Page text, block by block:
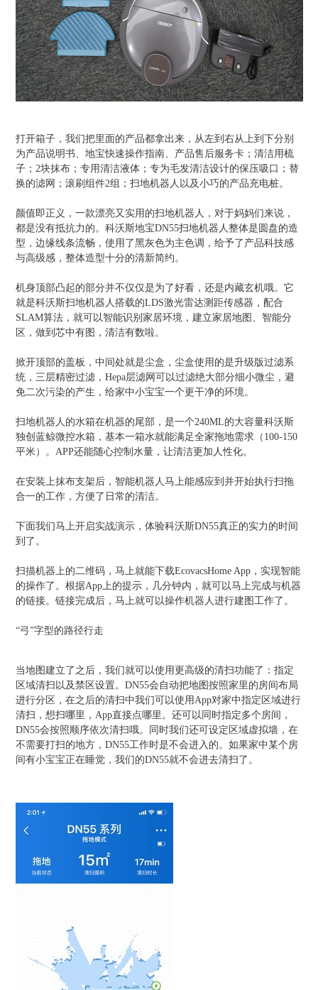
打开箱子，我们把里面的产品都拿出来，从左到右从上到下分别
为产品说明书、地宝快速操作指南、产品售后服务卡；清洁用梳
子；2块抹布；专用清洁液体；专为毛发清洁设计的保压吸口；替
换的滤网；滚刷组件2组；扫地机器人以及小巧的产品充电桩。
颜值即正义，一款漂亮又实用的扫地机器人，对于妈妈们来说，
都是没有抵抗力的。科沃斯地宝DN55扫地机器人整体是圆盘的造
型，边缘线条流畅，使用了黑灰色为主色调，给予了产品科技感
与高级感，整体造型十分的清新简约。
机身顶部凸起的部分并不仅仅是为了好看，还是内藏玄机哦。它
就是科沃斯扫地机器人搭载的LDS激光雷达测距传感器，配合
SLAM算法，就可以智能识别家居环境，建立家居地图、智能分
区，做到芯中有图，清洁有数啦。
掀开顶部的盖板，中间处就是尘盒，尘盒使用的是升级版过滤系
统，三层精密过滤，Hepa层滤网可以过滤绝大部分细小微尘，避
免二次污染的产生，给家中小宝宝一个更干净的环境。
扫地机器人的水箱在机器的尾部，是一个240ML的大容量科沃斯
独创蓝鲸微控水箱，基本一箱水就能满足全家拖地需求（100-150
平米）。APP还能随心控制水量，让清洁更加人性化。
在安装上抹布支架后，智能机器人马上能感应到并开始执行扫拖
合一的工作，方便了日常的清洁。
下面我们马上开启实战演示，体验科沃斯DN55真正的实力的时间
到了。
扫描机器上的二维码，马上就能下载EcovacsHome App，实现智能
的操作了。根据App上的提示，几分钟内，就可以马上完成与机器
的链接。链接完成后，马上就可以操作机器人进行建图工作了。
“弓”字型的路径行走
当地图建立了之后，我们就可以使用更高级的清扫功能了：指定
区域清扫以及禁区设置。DN55会自动把地图按照家里的房间布局
进行分区，在之后的清扫中我们可以使用App对家中指定区域进行
清扫，想扫哪里，App直接点哪里。还可以同时指定多个房间，
DN55会按照顺序依次清扫哦。同时我们还可设定区域虚拟墙，在
不需要打扫的地方，DN55工作时是不会进入的。如果家中某个房
间有小宝宝正在睡觉，我们的DN55就不会进去清扫了。